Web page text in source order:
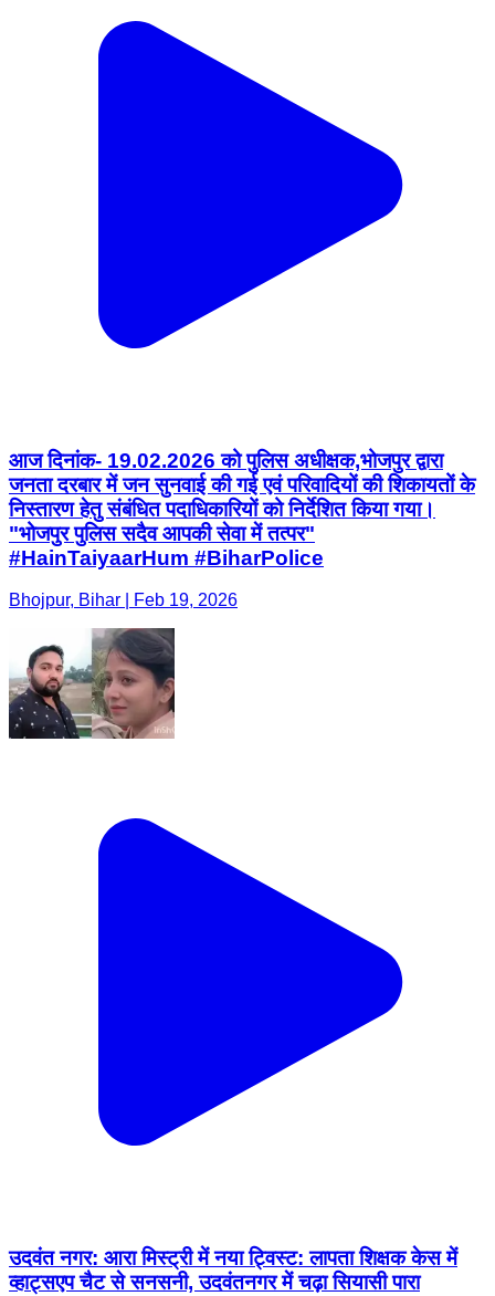
आज दिनांक- 19.02.2026 को पुलिस अधीक्षक,भोजपुर द्वारा
जनता दरबार में जन सुनवाई की गई एवं परिवादियों की शिकायतों के
निस्तारण हेतु संबंधित पदाधिकारियों को निर्देशित किया गया।
"भोजपुर पुलिस सदैव आपकी सेवा में तत्पर"
#HainTaiyaarHum #BiharPolice
Bhojpur, Bihar | Feb 19, 2026
उदवंत नगर: आरा मिस्ट्री में नया ट्विस्ट: लापता शिक्षक केस में
व्हाट्सएप चैट से सनसनी, उदवंतनगर में चढ़ा सियासी पारा